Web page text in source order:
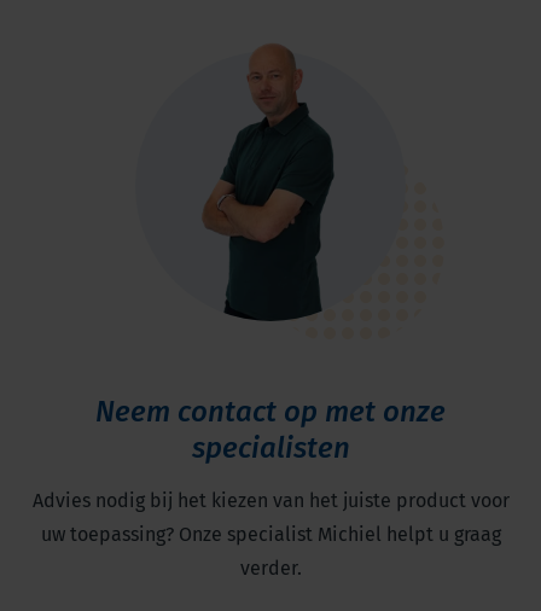
Neem contact op met onze
specialisten
Advies nodig bij het kiezen van het juiste product voor
uw toepassing? Onze specialist Michiel helpt u graag
verder.